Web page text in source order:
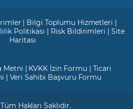
| Bilgi Toplumu Hizmetleri |
Politikası | Risk Bildirimleri |Site
Haritası
Metni | KVKK İzin Formu | Ticari
| Veri Sahibi Başvuru Formu
Hakları Saklıdır.